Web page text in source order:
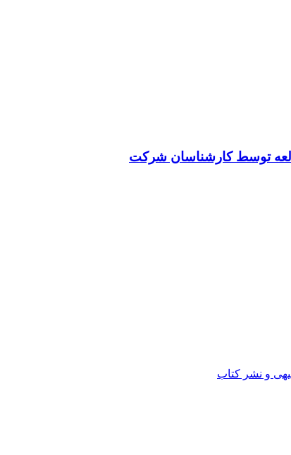
توسط کارشناسان شرکت
و نشر کتاب